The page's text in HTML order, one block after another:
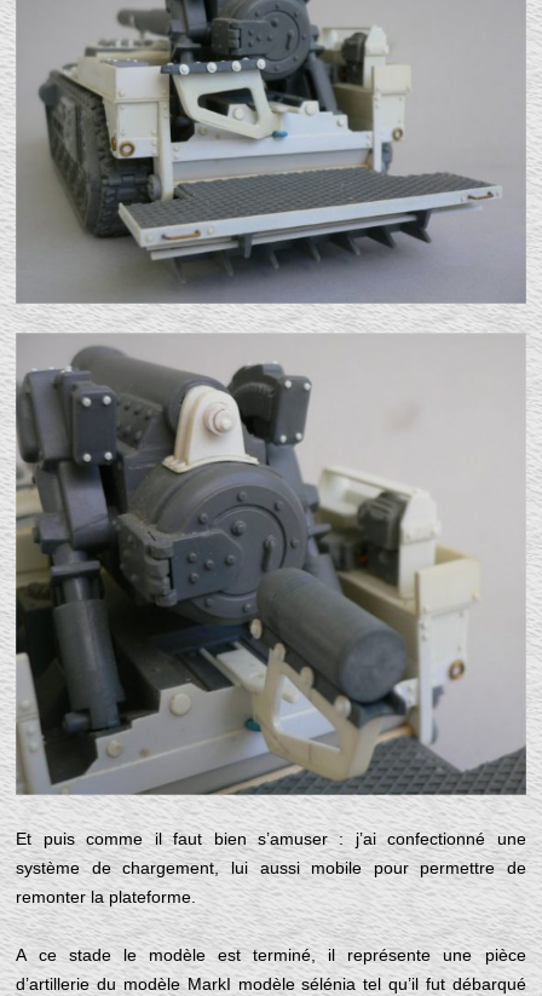
Et puis comme il faut bien s’amuser : j’ai confectionné une
système de chargement, lui aussi mobile pour permettre de
remonter la plateforme.
A ce stade le modèle est terminé, il représente une pièce
d’artillerie du modèle MarkI modèle sélénia tel qu’il fut débarqué